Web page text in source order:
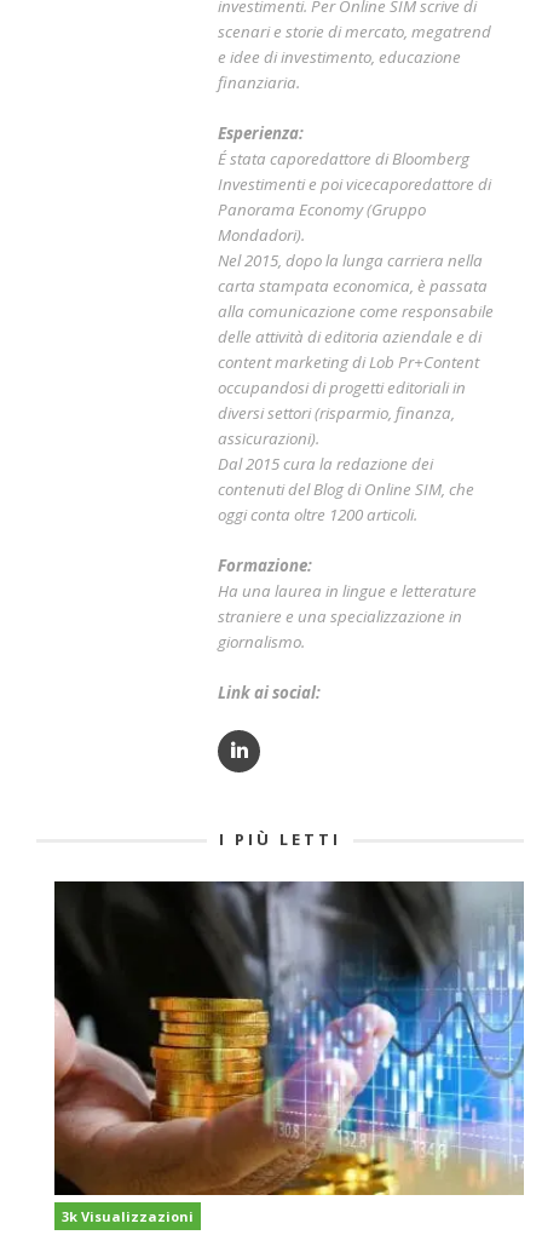
investimenti. Per Online SIM scrive di
scenari e storie di mercato, megatrend
e idee di investimento, educazione
finanziaria.
Esperienza:
É stata caporedattore di Bloomberg
Investimenti e poi vicecaporedattore di
Panorama Economy (Gruppo
Mondadori).
Nel 2015, dopo la lunga carriera nella
carta stampata economica, è passata
alla comunicazione come responsabile
delle attività di editoria aziendale e di
content marketing di Lob Pr+Content
occupandosi di progetti editoriali in
diversi settori (risparmio, finanza,
assicurazioni).
Dal 2015 cura la redazione dei
contenuti del Blog di Online SIM, che
oggi conta oltre 1200 articoli.
Formazione:
Ha una laurea in lingue e letterature
straniere e una specializzazione in
giornalismo.
Link ai social:
I PIÙ LETTI
3k Visualizzazioni